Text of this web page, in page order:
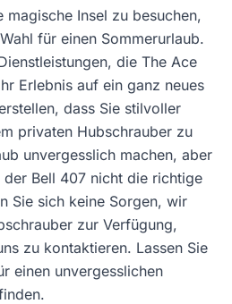
magische Insel zu besuchen,
für einen Sommerurlaub.
die The Ace
Erlebnis auf ein ganz neues
dass Sie stilvoller
privaten Hubschrauber zu
unvergesslich machen, aber
der Bell 407 nicht die richtige
Sie sich keine Sorgen, wir
zur Verfügung,
zu kontaktieren. Lassen Sie
einen unvergesslichen